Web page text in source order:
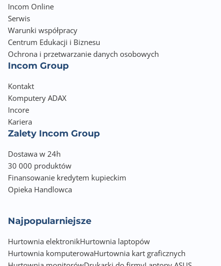
Incom Online
Serwis
Warunki współpracy
Centrum Edukacji i Biznesu
Ochrona i przetwarzanie danych osobowych
Incom Group
Kontakt
Komputery ADAX
Incore
Kariera
Zalety Incom Group
Dostawa w 24h
30 000 produktów
Finansowanie kredytem kupieckim
Opieka Handlowca
Najpopularniejsze
Hurtownia elektronikHurtownia laptopów
Hurtownia komputerowaHurtownia kart graficznych